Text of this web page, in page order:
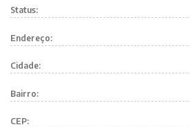
Status:
Endereço:
Cidade:
Bairro:
CEP: